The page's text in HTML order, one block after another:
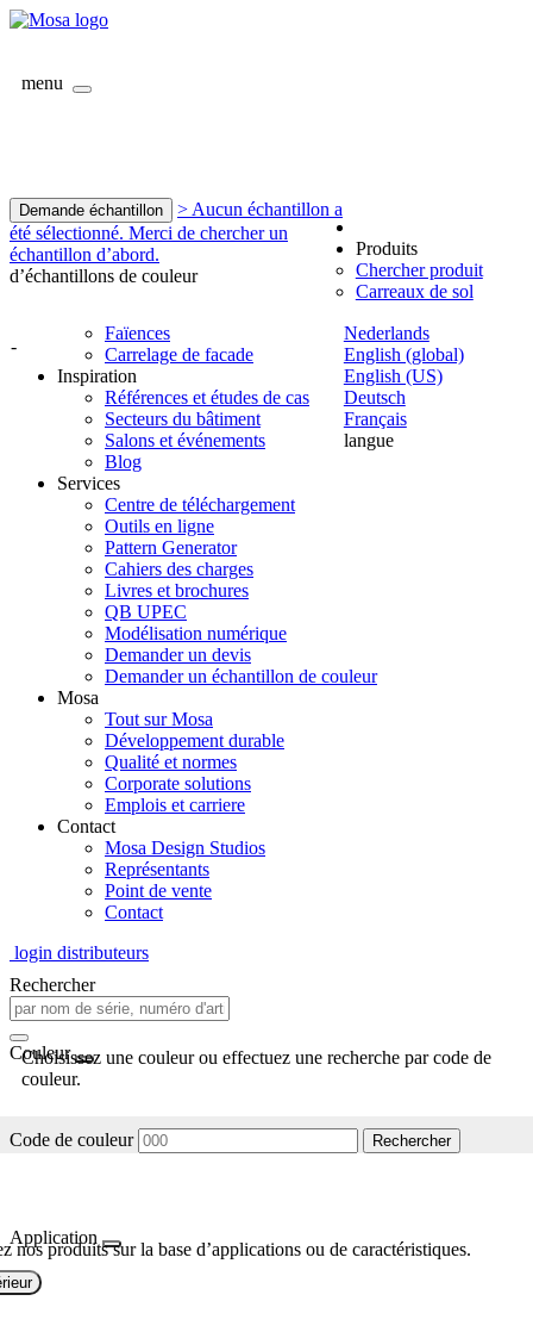
menu
Demande échantillon
> Aucun échantillon a
été sélectionné. Merci de chercher un
échantillon d’abord.
d’échantillons de couleur
-
Nederlands
English (global)
English (US)
Deutsch
Français
langue
Produits
Chercher produit
Carreaux de sol
Faïences
Carrelage de facade
Inspiration
Références et études de cas
Secteurs du bâtiment
Salons et événements
Blog
Services
Centre de téléchargement
Outils en ligne
Pattern Generator
Cahiers des charges
Livres et brochures
QB UPEC
Modélisation numérique
Demander un devis
Demander un échantillon de couleur
Mosa
Tout sur Mosa
Développement durable
Qualité et normes
Corporate solutions
Emplois et carriere
Contact
Mosa Design Studios
Représentants
Point de vente
Contact
login distributeurs
Rechercher
Couleur
Choisissez une couleur ou effectuez une recherche par code de
couleur.
Code de couleur Rechercher
Application
nos produits sur la base d’applications ou de caractéristiques.